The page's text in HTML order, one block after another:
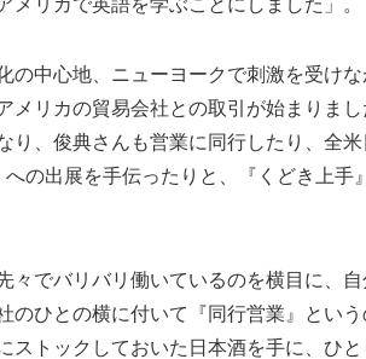
リカで英語を学ぶことにしました」。
の中心地、ニューヨークで刺激を受けな
メリカの貿易会社との取引が始まりま
り、俊典さんも営業に同行したり、全
の出展を手伝ったりと、『くどき上手
々でバリバリ働いているのを横目に、
のひとの横に付いて『同行営業』とい
ストックしておいた日本酒を手に、ひ